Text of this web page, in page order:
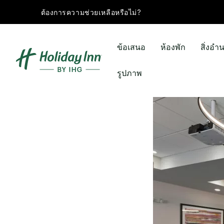
ต้องการความช่วยเหลือหรือไม่?
ข้อเสนอ ห้องพัก สิ่งอำ
รูปภาพ